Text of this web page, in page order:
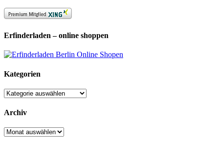
Erfinderladen – online shoppen
Kategorien
Kategorien
Archiv
Archiv